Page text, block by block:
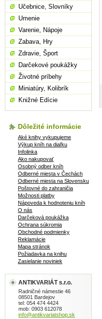
Učebnice, Slovníky
Umenie
Varenie, Nápoje
Zabava, Hry
Zdravie, Šport
Darčekové poukážky
Životné príbehy
Miniatúry, Kolibrík
Knižné Edície
Dôležité informácie
Aké knihy vykupujeme
Výkup kníh na diaľku
Infolinka
Ako nakupovať
Osobný odber kníh
Odberné miesta v Čechách
Odberné miesta na Slovensku
Poštovné do zahraničia
Možnosti platby
Nápoveda k hodnoteniu kníh
O nás
Darčeková poukážka
Ochrana súkromia
Obchodné podmienky
Reklamácie
Mapa stránok
Požiadavka na knihu
Zasielanie noviniek
ANTIKVARIÁT s.r.o.
Radničné námestie 46
08501 Bardejov
tel: 054 474 4424
mob: 0903 612078
info@antikvariatshop.sk